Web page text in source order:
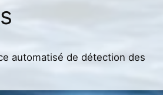
automatisé de détection des